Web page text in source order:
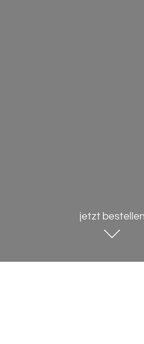
jetzt bestellen